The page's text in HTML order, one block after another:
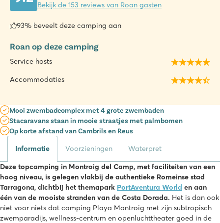
Bekijk de 153 reviews van Roan gasten
93% beveelt deze camping aan
Roan op deze camping
Service hosts
Accommodaties
Mooi zwembadcomplex met 4 grote zwembaden
Stacaravans staan in mooie straatjes met palmbomen
Op korte afstand van Cambrils en Reus
Informatie Voorzieningen Waterpret
Deze topcamping in Montroig del Camp, met faciliteiten van een
hoog niveau, is gelegen vlakbij de authentieke Romeinse stad
Tarragona, dichtbij het themapark PortAventura World en aan
één van de mooiste stranden van de Costa Dorada. Het is dan ook
niet voor niets dat camping Playa Montroig met zijn subtropisch
zwemparadijs, wellness-centrum en openluchttheater goed in de